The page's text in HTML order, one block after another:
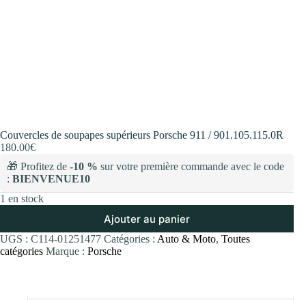
Couvercles de soupapes supérieurs Porsche 911 / 901.105.115.0R
180.00€
🎁 Profitez de -10 % sur votre première commande avec le code
: BIENVENUE10
1 en stock
Ajouter au panier
UGS : C114-01251477 Catégories : Auto & Moto, Toutes
catégories Marque : Porsche